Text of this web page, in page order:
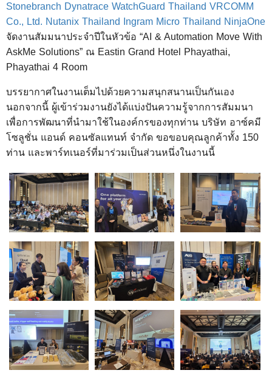
Stonebranch Dynatrace WatchGuard Thailand VRCOMM
Co., Ltd. Nutanix Thailand Ingram Micro Thailand NinjaOne
จัดงานสัมมนาประจำปีในหัวข้อ “AI & Automation Move With
AskMe Solutions” ณ Eastin Grand Hotel Phayathai,
Phayathai 4 Room
บรรยากาศในงานเต็มไปด้วยความสนุกสนานเป็นกันเอง
นอกจากนี้ ผู้เข้าร่วมงานยังได้แบ่งปันความรู้จากการสัมมนา
เพื่อการพัฒนาที่นำมาใช้ในองค์กรของทุกท่าน บริษัท อาซ์คมี
โซลูชั่น แอนด์ คอนซัลแทนท์ จำกัด ขอขอบคุณลูกค้าทั้ง 150
ท่าน และพาร์ทเนอร์ที่มาร่วมเป็นส่วนหนึ่งในงานนี้